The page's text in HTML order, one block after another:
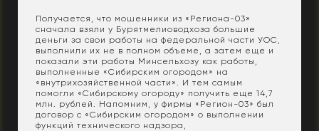
Получается, что мошенники из «Региона-03»
сначала взяли у Бурятмелиоводхоза большие
деньги за свои работы на федеральной части УОС,
выполнили их не в полном объеме, а затем еще и
показали эти работы Минсельхозу как работы,
выполненные «Сибирским огородом» на
«внутрихозяйственной части». И тем самым
помогли «Сибирскому огороду» получить еще 14,7
млн. рублей. Напомним, у фирмы «Регион-03» был
договор с «Сибирским огородом» о выполнении
функций технического надзора,